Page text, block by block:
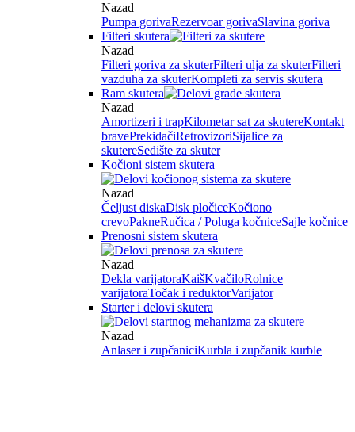
Nazad
Pumpa gorivaRezervoar gorivaSlavina goriva
Filteri skutera
Nazad
Filteri goriva za skuterFilteri ulja za skuterFilteri
vazduha za skuterKompleti za servis skutera
Ram skutera
Nazad
Amortizeri i trapKilometar sat za skutereKontakt
bravePrekidačiRetrovizoriSijalice za
skutereSedište za skuter
Kočioni sistem skutera
Nazad
Čeljust diskaDisk pločiceKočiono
crevoPakneRučica / Poluga kočniceSajle kočnice
Prenosni sistem skutera
Nazad
Dekla varijatoraKaišKvačiloRolnice
varijatoraTočak i reduktorVarijator
Starter i delovi skutera
Nazad
Anlaser i zupčaniciKurbla i zupčanik kurble